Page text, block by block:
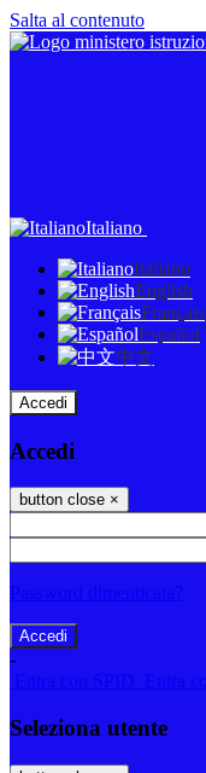
Salta al contenuto
Italiano
Italiano
English
Français
Español
中文
Accedi
Accedi
button close ×
-
Seleziona utente